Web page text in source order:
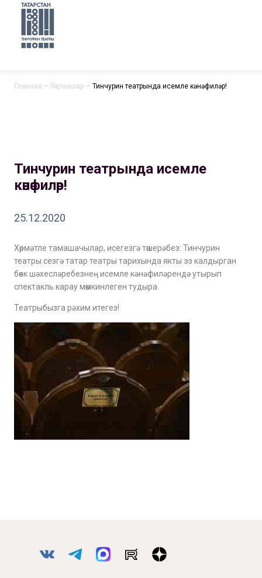
Главная — Яңалыклар — Тинчурин театрында исемле кәнәфиләр!
Тинчурин театрында исемле
кәнәфиләр!
25.12.2020
Хөрмәтле тамашачылар, исегезгә төшерәбез: Тинчурин
театры сезгә татар театры тарихында якты эз калдырган
бөек шәхесләребезнең исемле кәнәфиләрендә утырып
спектакль карау мөмкинлеген тудыра.
Театрыбызга рәхим итегез!